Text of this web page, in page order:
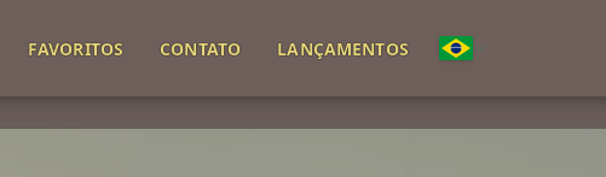
FAVORITOS CONTATO LANÇAMENTOS